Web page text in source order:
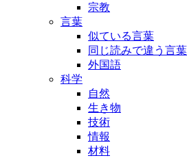
宗教
言葉
似ている言葉
同じ読みで違う言葉
外国語
科学
自然
生き物
技術
情報
材料